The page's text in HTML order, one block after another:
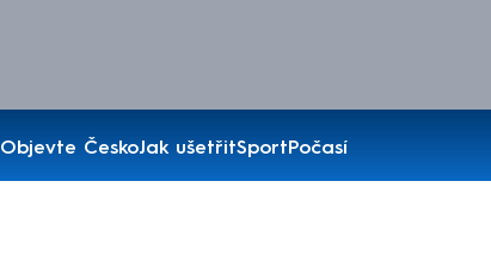
Objevte ČeskoJak ušetřitSportPočasí